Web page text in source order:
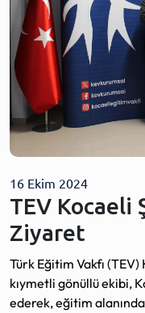
16 Ekim 2024
TEV Kocaeli
Ziyaret
Türk Eğitim Vakfı
kıymetli gönüllü ekibi,
ederek, eğitim